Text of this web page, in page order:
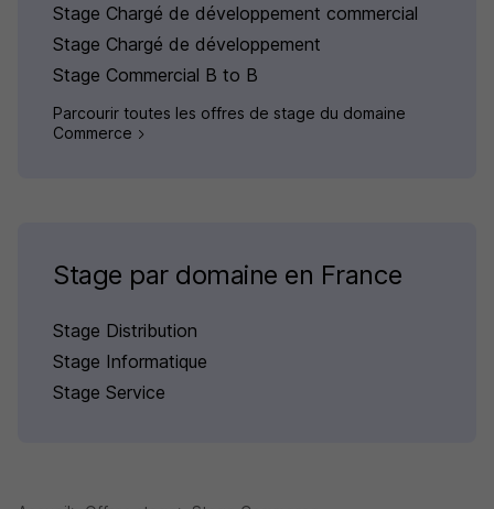
Stage Chargé de développement commercial
Stage Chargé de développement
Stage Commercial B to B
Parcourir toutes les offres de stage du domaine
Commerce
Stage par domaine en France
Stage Distribution
Stage Informatique
Stage Service